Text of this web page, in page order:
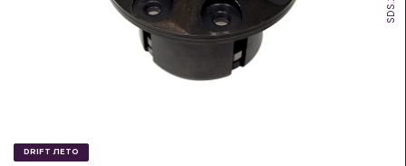
DRIFT ЛЕТО